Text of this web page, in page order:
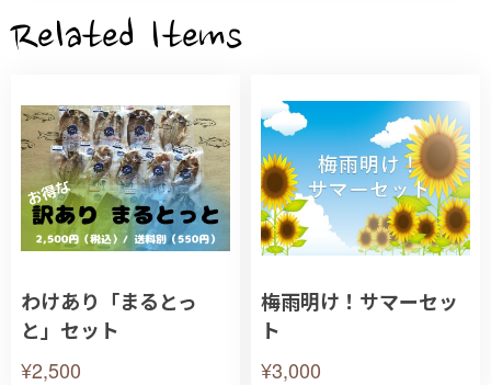
Related Items
わけあり「まるとっ
と」セット
¥2,500
梅雨明け！サマーセッ
ト
¥3,000